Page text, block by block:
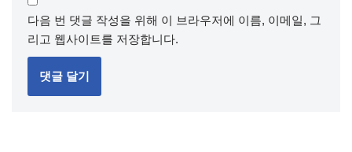
다음 번 댓글 작성을 위해 이 브라우저에 이름, 이메일, 그
리고 웹사이트를 저장합니다.